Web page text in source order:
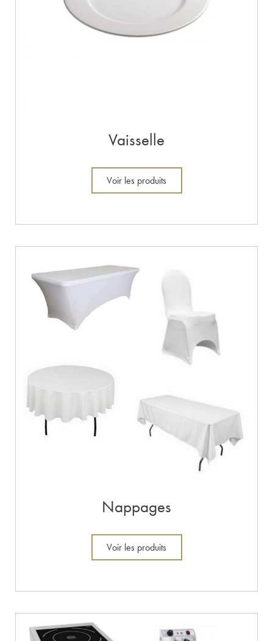
Vaisselle
Voir les produits
Nappages
Voir les produits